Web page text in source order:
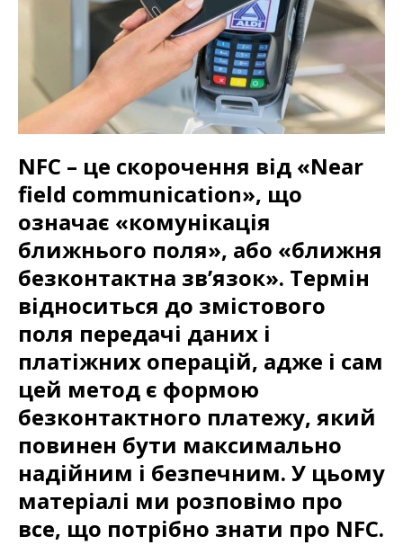
NFC – це скорочення від «Near
field communication», що
означає «комунікація
ближнього поля», або «ближня
безконтактна зв’язок». Термін
відноситься до змістового
поля передачі даних і
платіжних операцій, адже і сам
цей метод є формою
безконтактного платежу, який
повинен бути максимально
надійним і безпечним. У цьому
матеріалі ми розповімо про
все, що потрібно знати про NFC.